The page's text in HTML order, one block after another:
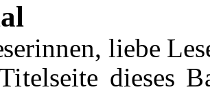
liebe
dieses